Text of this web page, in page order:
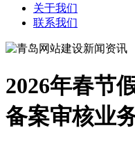
关于我们
联系我们
2026年春节
备案审核业